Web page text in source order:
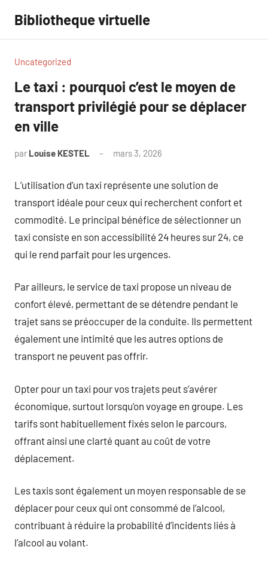
contenu
Bibliotheque virtuelle
Uncategorized
Le taxi : pourquoi c’est le moyen de
transport privilégié pour se déplacer
en ville
par Louise KESTEL mars 3, 2026
L’utilisation d’un taxi représente une solution de
transport idéale pour ceux qui recherchent confort et
commodité. Le principal bénéfice de sélectionner un
taxi consiste en son accessibilité 24 heures sur 24, ce
qui le rend parfait pour les urgences.
Par ailleurs, le service de taxi propose un niveau de
confort élevé, permettant de se détendre pendant le
trajet sans se préoccuper de la conduite. Ils permettent
également une intimité que les autres options de
transport ne peuvent pas offrir.
Opter pour un taxi pour vos trajets peut s’avérer
économique, surtout lorsqu’on voyage en groupe. Les
tarifs sont habituellement fixés selon le parcours,
offrant ainsi une clarté quant au coût de votre
déplacement.
Les taxis sont également un moyen responsable de se
déplacer pour ceux qui ont consommé de l’alcool,
contribuant à réduire la probabilité d’incidents liés à
l’alcool au volant.